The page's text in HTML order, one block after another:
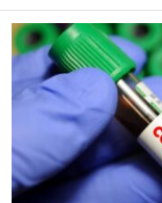
Перейти
до
публікації
Коронавірус:
карта
закупівель
медичних
виробів
Україні